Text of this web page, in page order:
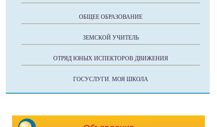
ОБЩЕЕ ОБРАЗОВАНИЕ
ЗЕМСКОЙ УЧИТЕЛЬ
ОТРЯД ЮНЫХ ИСПЕКТОРОВ ДВИЖЕНИЯ
ГОСУСЛУГИ. МОЯ ШКОЛА